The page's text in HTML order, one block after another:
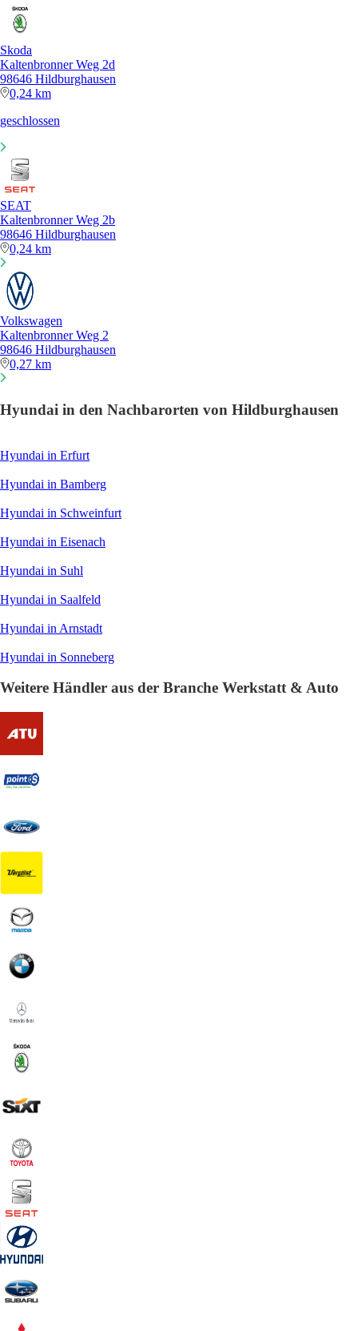
Skoda
Kaltenbronner Weg 2d
98646 Hildburghausen
0,24 km
geschlossen
SEAT
Kaltenbronner Weg 2b
98646 Hildburghausen
0,24 km
Volkswagen
Kaltenbronner Weg 2
98646 Hildburghausen
0,27 km
Hyundai in den Nachbarorten von Hildburghausen
Hyundai in Erfurt
Hyundai in Bamberg
Hyundai in Schweinfurt
Hyundai in Eisenach
Hyundai in Suhl
Hyundai in Saalfeld
Hyundai in Arnstadt
Hyundai in Sonneberg
Weitere Händler aus der Branche Werkstatt & Auto